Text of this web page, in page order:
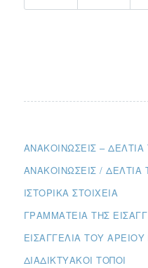
ΑΝΑΚΟΙΝΏΣΕΙΣ –
ΑΝΑΚΟΙΝΏΣΕΙΣ /
ΙΣΤΟΡΙΚΆ ΣΤΟΙΧΕΊΑ
ΓΡΑΜΜΑΤΕΊΑ ΤΗΣ
ΕΙΣΑΓΓΕΛΊΑ ΤΟΥ
ΔΙΑΔΙΚΤΥΑΚΟΊ ΤΌΠΟΙ